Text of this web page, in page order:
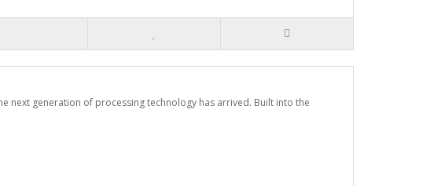
next generation of processing technology has arrived. Built into the